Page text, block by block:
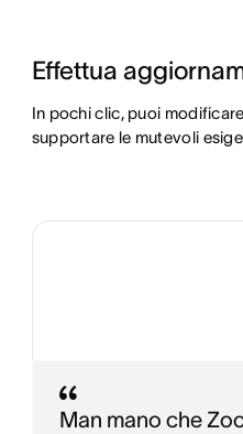
Effettua
In pochi clic, puoi
supportare le mutevoli
Man mano che